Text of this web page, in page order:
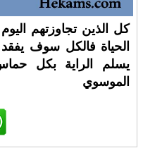
كل الذين تجاوزتهم
الحياة فالكل سوف يفقد
يسلم الراية بكل
الموسوي